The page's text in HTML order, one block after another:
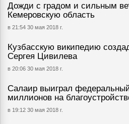
Дожди с градом и сильным
Кемеровскую область
в 21:54 30 мая 2018 г.
Кузбасскую википедию
Сергея Цивилева
в 20:06 30 мая 2018 г.
Салаир выиграл
миллионов на
в 19:12 30 мая 2018 г.